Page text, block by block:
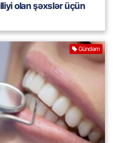
olan şəxslər üçün
Gündəm